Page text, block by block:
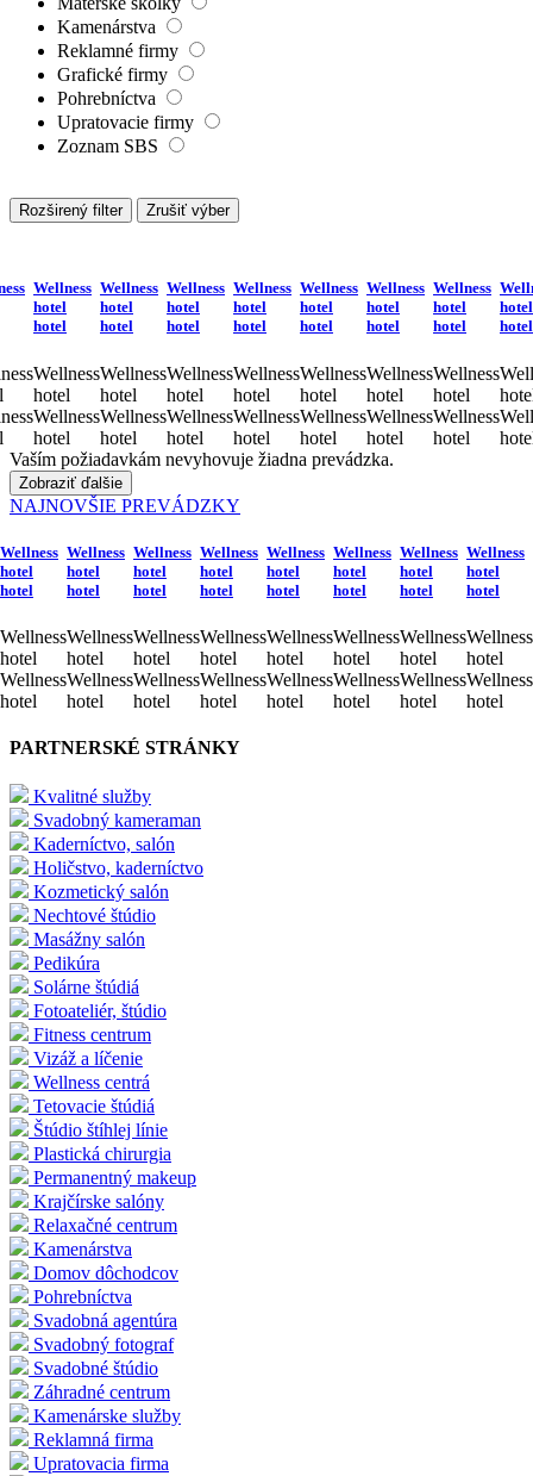
Kamenárstva
Reklamné firmy
Grafické firmy
Pohrebníctva
Upratovacie firmy
Zoznam SBS
Rozširený filter Zrušiť výber
Wellness
hotel
hotel
Wellness
hotel
Wellness
hotel
Wellness
hotel
hotel
Wellness
hotel
Wellness
hotel
Wellness
hotel
hotel
Wellness
hotel
Wellness
hotel
Wellness
hotel
hotel
Wellness
hotel
Wellness
hotel
Wellness
hotel
hotel
Wellness
hotel
Wellness
hotel
Wellness
hotel
hotel
Wellness
hotel
Wellness
hotel
Wellness
hotel
hotel
Wellness
hotel
Wellness
hotel
hotel
hotel
Vaším požiadavkám nevyhovuje žiadna prevádzka.
Zobraziť ďalšie
NAJNOVŠIE PREVÁDZKY
Wellness
hotel
hotel
Wellness
hotel
Wellness
hotel
Wellness
hotel
hotel
Wellness
hotel
Wellness
hotel
Wellness
hotel
hotel
Wellness
hotel
Wellness
hotel
Wellness
hotel
hotel
Wellness
hotel
Wellness
hotel
Wellness
hotel
hotel
Wellness
hotel
Wellness
hotel
Wellness
hotel
hotel
Wellness
hotel
Wellness
hotel
Wellness
hotel
hotel
Wellness
hotel
Wellness
hotel
Wellness
hotel
hotel
Wellness
hotel
Wellness
hotel
PARTNERSKÉ STRÁNKY
Kvalitné služby
Svadobný kameraman
Kaderníctvo, salón
Holičstvo, kaderníctvo
Kozmetický salón
Nechtové štúdio
Masážny salón
Pedikúra
Solárne štúdiá
Fotoateliér, štúdio
Fitness centrum
Vizáž a líčenie
Wellness centrá
Tetovacie štúdiá
Štúdio štíhlej línie
Plastická chirurgia
Permanentný makeup
Krajčírske salóny
Relaxačné centrum
Kamenárstva
Domov dôchodcov
Pohrebníctva
Svadobná agentúra
Svadobný fotograf
Svadobné štúdio
Záhradné centrum
Kamenárske služby
Reklamná firma
Upratovacia firma